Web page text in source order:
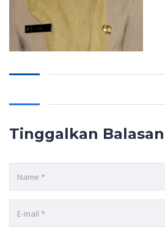
Tinggalkan Balasan